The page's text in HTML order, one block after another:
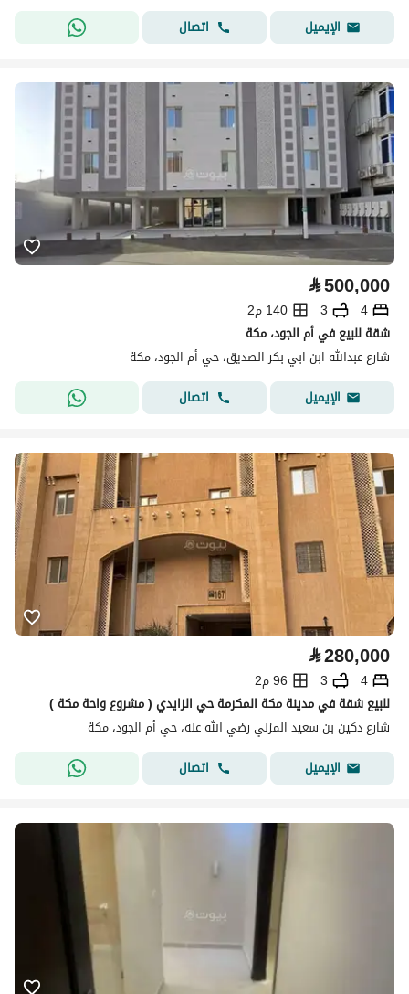
الإيميل
اتصال
⃁500,000
4
3
140 م2
شقة للبيع في أم الجود، مكة
شارع عبدالله ابن ابي بكر الصديق، حي أم الجود، مكة
الإيميل
اتصال
⃁280,000
4
3
96 م2
للبيع شقة في مدينة مكة المكرمة حي الزايدي ( مشروع واحة مكة )
شارع دكين بن سعيد المزني رضي الله عنه، حي أم الجود، مكة
الإيميل
اتصال